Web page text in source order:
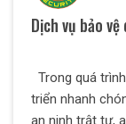
Dịch vụ bảo
Trong quá
triển nhanh
an ninh trật tự,